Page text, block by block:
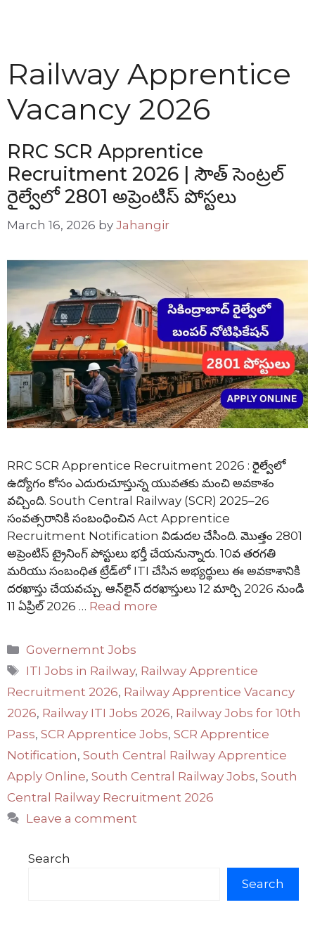
Railway Apprentice
Vacancy 2026
RRC SCR Apprentice
Recruitment 2026 | సౌత్ సెంట్రల్
రైల్వేలో 2801 అప్రెంటిస్ పోస్టలు
March 16, 2026 by Jahangir
RRC SCR Apprentice Recruitment 2026 : రైల్వేలో
ఉద్యోగం కోసం ఎదురుచూస్తున్న యువతకు మంచి అవకాశం
వచ్చింది. South Central Railway (SCR) 2025–26
సంవత్సరానికి సంబంధించిన Act Apprentice
Recruitment Notification విడుదల చేసింది. మొత్తం 2801
అప్రెంటిస్ ట్రైనింగ్ పోస్టులు భర్తీ చేయనున్నారు. 10వ తరగతి
మరియు సంబంధిత ట్రేడ్‌లో ITI చేసిన అభ్యర్థులు ఈ అవకాశానికి
దరఖాస్తు చేయవచ్చు. ఆన్‌లైన్ దరఖాస్తులు 12 మార్చి 2026 నుండి
11 ఏప్రిల్ 2026 … Read more
Categories
Governemnt Jobs
Tags
ITI Jobs in Railway, Railway Apprentice
Recruitment 2026, Railway Apprentice Vacancy
2026, Railway ITI Jobs 2026, Railway Jobs for 10th
Pass, SCR Apprentice Jobs, SCR Apprentice
Notification, South Central Railway Apprentice
Apply Online, South Central Railway Jobs, South
Central Railway Recruitment 2026
Leave a comment
Search
Search